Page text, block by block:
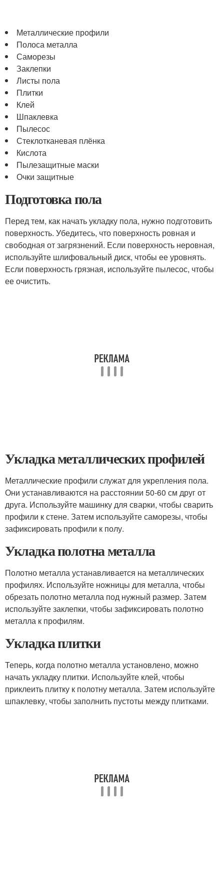
Металлические профили
Полоса металла
Саморезы
Заклепки
Листы пола
Плитки
Клей
Шпаклевка
Пылесос
Стеклотканевая плёнка
Кислота
Пылезащитные маски
Очки защитные
Подготовка пола
Перед тем, как начать укладку пола, нужно подготовить
поверхность. Убедитесь, что поверхность ровная и
свободная от загрязнений. Если поверхность неровная,
используйте шлифовальный диск, чтобы ее уровнять.
Если поверхность грязная, используйте пылесос, чтобы
ее очистить.
Укладка металлических профилей
Металлические профили служат для укрепления пола.
Они устанавливаются на расстоянии 50-60 см друг от
друга. Используйте машинку для сварки, чтобы сварить
профили к стене. Затем используйте саморезы, чтобы
зафиксировать профили к полу.
Укладка полотна металла
Полотно металла устанавливается на металлических
профилях. Используйте ножницы для металла, чтобы
обрезать полотно металла под нужный размер. Затем
используйте заклепки, чтобы зафиксировать полотно
металла к профилям.
Укладка плитки
Теперь, когда полотно металла установлено, можно
начать укладку плитки. Используйте клей, чтобы
приклеить плитку к полотну металла. Затем используйте
шпаклевку, чтобы заполнить пустоты между плитками.